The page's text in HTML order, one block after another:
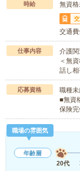
時給 無資
交通費
仕事内容
介護関
＜無
話し
応募資格
職種
■無資
保険
職場の雰囲気
年齢層
20代